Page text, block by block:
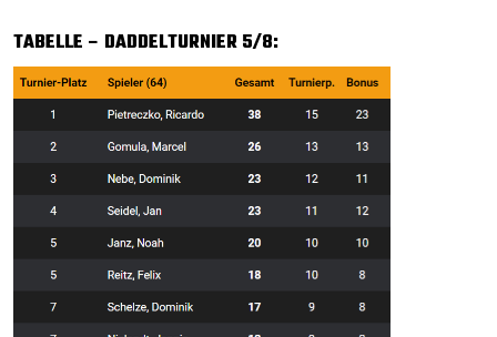
TABELLE – DADDELTURNIER 5/8: